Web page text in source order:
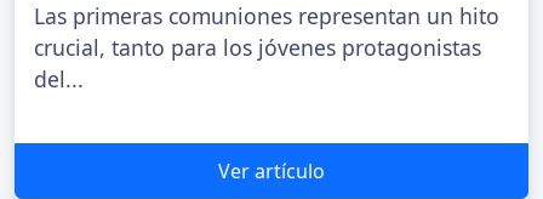
Las primeras comuniones representan un hito
crucial, tanto para los jóvenes protagonistas
del...
Ver artículo